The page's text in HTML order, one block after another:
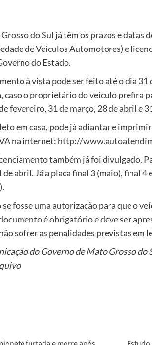
do Sul já têm os prazos e datas
de Veículos Automotores) e
do Estado.
à vista pode ser feito até o dia
caso o proprietário do veículo prefira
fevereiro, 31 de março, 28 de abril e
em casa, pode já adiantar e
na internet: http://
também já foi divulgado.
abril. Já a placa final 3 (maio), final 4
fosse uma autorização para que o
é obrigatório e deve ser
sofrer as penalidades previstas em
do Governo de Mato Grosso do